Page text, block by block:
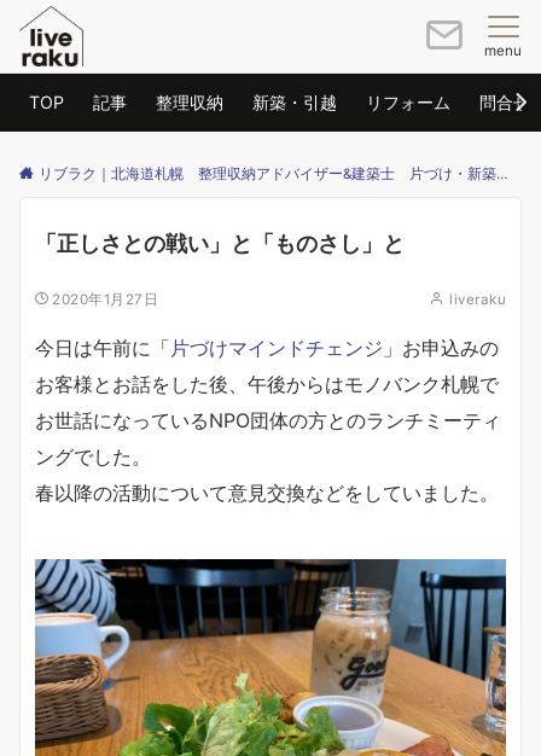
menu
TOP 記事 整理収納 新築・引越 リフォーム 問合せ
リブラク｜北海道札幌 整理収納アドバイザー&建築士 片づけ・新築・リフォームのご相談はリブラクまで
「正しさとの戦い」と「ものさし」と
2020年1月27日 liveraku
今日は午前に「片づけマインドチェンジ 」お申込みの
お客様とお話をした後、午後からはモノバンク札幌で
お世話になっているNPO団体の方とのランチミーティ
ングでした。
春以降の活動について意見交換などをしていました。